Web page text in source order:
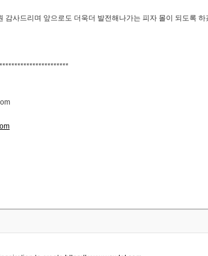
감사드리며 앞으로도 더욱더 발전해나가는 피자 몰이 되도록 하